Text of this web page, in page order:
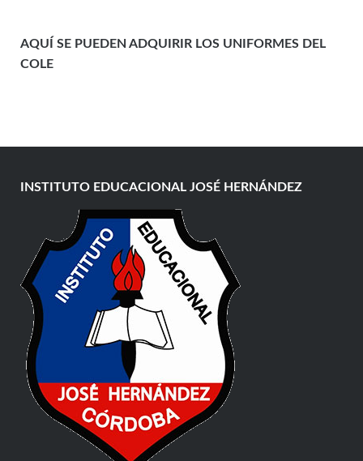
AQUÍ SE PUEDEN ADQUIRIR LOS UNIFORMES DEL
COLE
INSTITUTO EDUCACIONAL JOSÉ HERNÁNDEZ